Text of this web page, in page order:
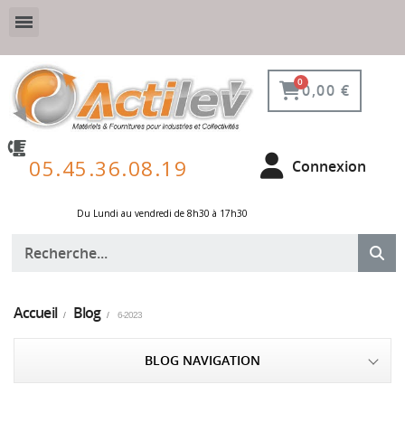
0,00 €
05.45.36.08.19 Connexion
Du Lundi au vendredi de 8h30 à 17h30 ​
Accueil Blog 6-2023
BLOG NAVIGATION